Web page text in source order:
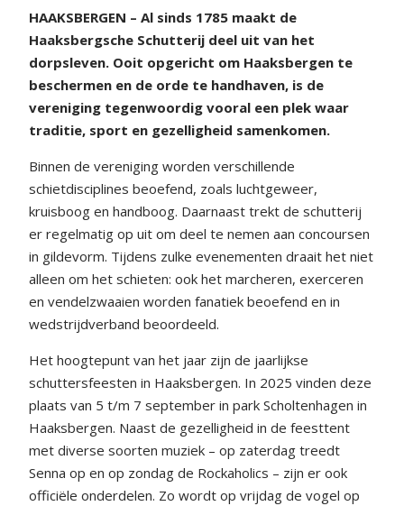
HAAKSBERGEN – Al sinds 1785 maakt de
Haaksbergsche Schutterij deel uit van het
dorpsleven. Ooit opgericht om Haaksbergen te
beschermen en de orde te handhaven, is de
vereniging tegenwoordig vooral een plek waar
traditie, sport en gezelligheid samenkomen.
Binnen de vereniging worden verschillende
schietdisciplines beoefend, zoals luchtgeweer,
kruisboog en handboog. Daarnaast trekt de schutterij
er regelmatig op uit om deel te nemen aan concoursen
in gildevorm. Tijdens zulke evenementen draait het niet
alleen om het schieten: ook het marcheren, exerceren
en vendelzwaaien worden fanatiek beoefend en in
wedstrijdverband beoordeeld.
Het hoogtepunt van het jaar zijn de jaarlijkse
schuttersfeesten in Haaksbergen. In 2025 vinden deze
plaats van 5 t/m 7 september in park Scholtenhagen in
Haaksbergen. Naast de gezelligheid in de feesttent
met diverse soorten muziek – op zaterdag treedt
Senna op en op zondag de Rockaholics – zijn er ook
officiële onderdelen. Zo wordt op vrijdag de vogel op